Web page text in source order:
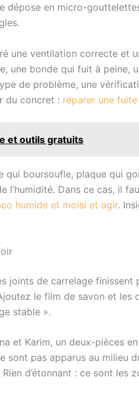
dépose en micro-
une ventilation correcte et
une bonde qui fuit à peine,
de problème, une
du concret : réparer une
et outils gratuits
boursoufle, plaque qui
l’humidité. Dans ce cas, il
humide et moisi et agir.
joints de carrelage
le film de savon et
stable ».
et Karim, un deux-pièces
sont pas apparus au milieu
d’étonnant : ce sont les